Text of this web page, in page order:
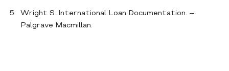
Wright S. International Loan Documentation. –
Palgrave Macmillan.